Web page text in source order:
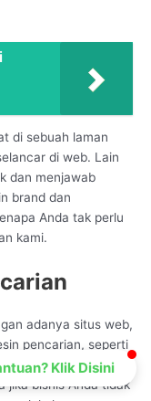
di sebuah laman
di web. Lain
dan menjawab
brand dan
Anda tak perlu
kami.
adanya situs web,
pencarian, seperti
pemasaran yang
jika bisnis Anda tidak
Klik Disini